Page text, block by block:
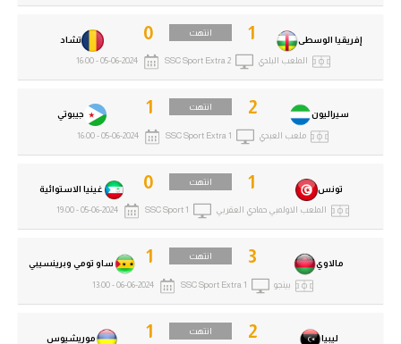
ليبيا 2 انتهت
موريشيوس 1
مالاوي 3 انتهت
ساو تومي وبرينسيبي 1
بينجو SSC Sport Extra 1
06-06-2024 - 13:00
تونس 1 انتهت
غينيا الاستوائية 0
الملعب الاولمبي حمادي العقربي SSC Sport 1
05-06-2024 - 19:00
سيراليون 2 انتهت
جيبوتي 1
ملعب العبدي SSC Sport Extra 1
05-06-2024 - 16:00
إفريقيا الوسطى 1 انتهت
تشاد 0
الملعب البلدي SSC Sport Extra 2
05-06-2024 - 16:00